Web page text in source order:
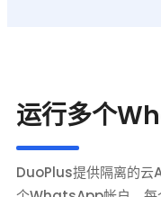
运行多个
DuoPlus提供隔离的云